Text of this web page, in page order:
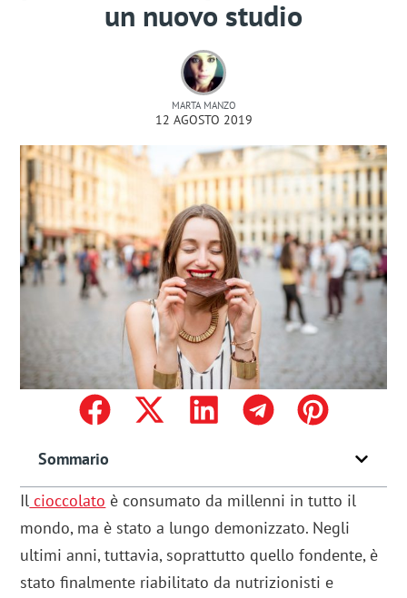
un nuovo studio
MARTA MANZO
12 AGOSTO 2019
Sommario
Il cioccolato è consumato da millenni in tutto il
mondo, ma è stato a lungo demonizzato. Negli
ultimi anni, tuttavia, soprattutto quello fondente, è
stato finalmente riabilitato da nutrizionisti e